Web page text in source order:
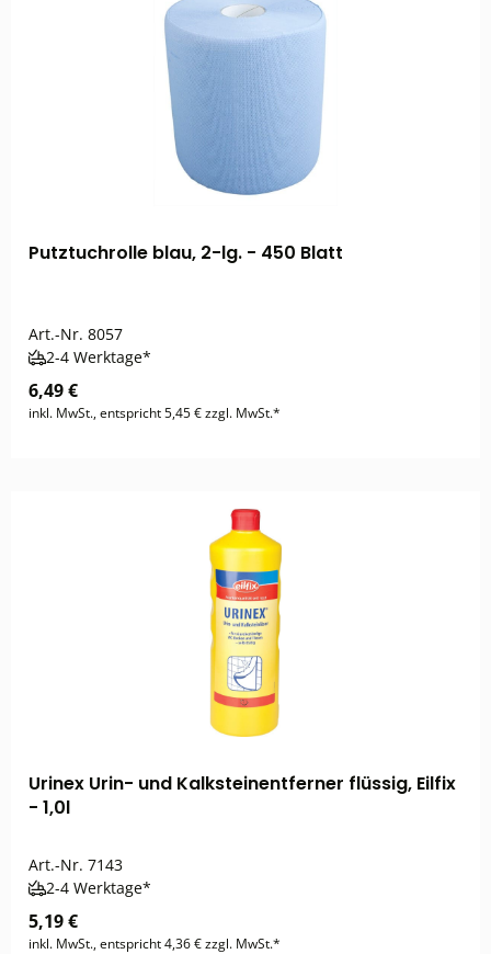
Putztuchrolle blau, 2-lg. - 450 Blatt
Art.-Nr. 8057
2-4 Werktage*
6,49 €
inkl. MwSt., entspricht 5,45 € zzgl. MwSt.*
Urinex Urin- und Kalksteinentferner flüssig, Eilfix
- 1,0l
Art.-Nr. 7143
2-4 Werktage*
5,19 €
inkl. MwSt., entspricht 4,36 € zzgl. MwSt.*